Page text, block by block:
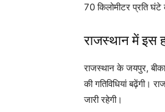
70 किलोमीटर प्रति
राजस्थान में इस
राजस्थान के जयपुर,
की गतिविधियां बढ़ेंगी।
जारी रहेगी।